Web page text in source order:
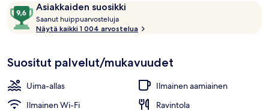
ArvostelutAsiakkaiden suosikki
9,6
kautta
10,
suosikki
Saanut huippuarvosteluja
a
u
Näytä kaikki 1 004 arvostelua
Suositut palvelut/mukavuudet
Uima-allas
Ilmainen aamiainen
Ilmainen Wi-Fi
Ravintola